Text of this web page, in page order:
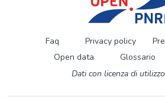
Faq Privacy policy
Open data
Glossario
Dati con licenza di